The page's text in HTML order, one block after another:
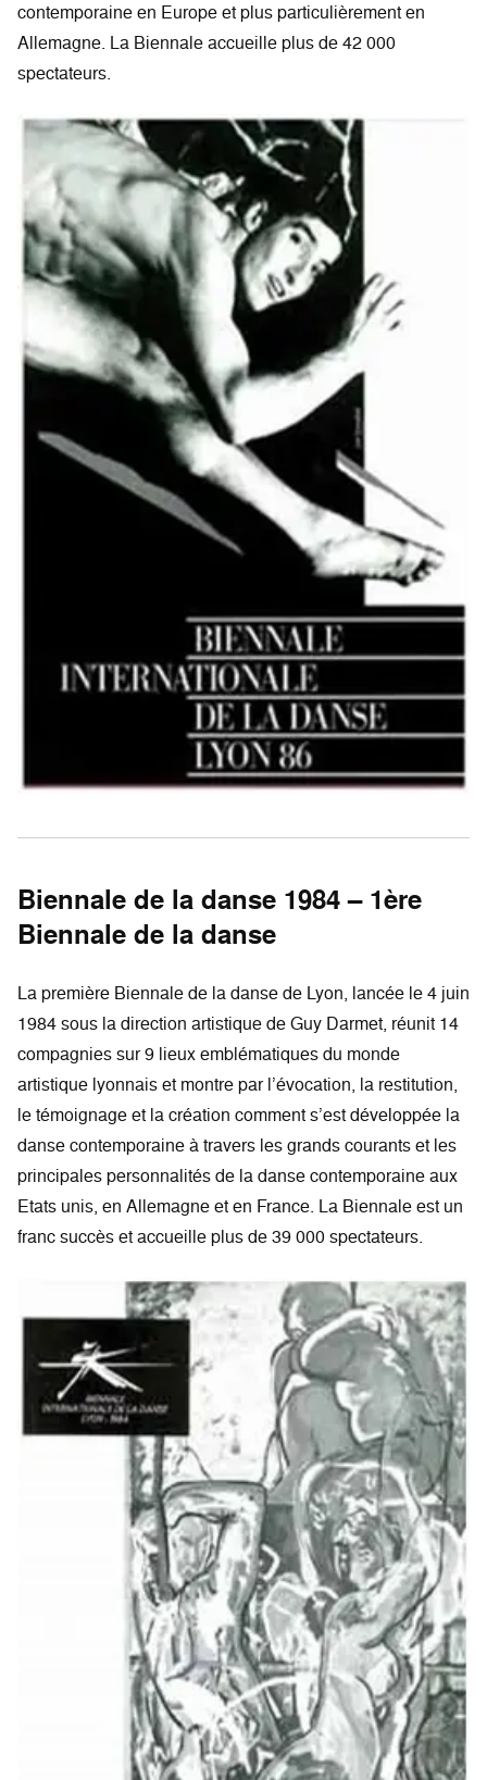
contemporaine en Europe et plus particulièrement en
Allemagne. La Biennale accueille plus de 42 000
spectateurs.
Biennale de la danse 1984 – 1ère
Biennale de la danse
La première Biennale de la danse de Lyon, lancée le 4 juin
1984 sous la direction artistique de Guy Darmet, réunit 14
compagnies sur 9 lieux emblématiques du monde
artistique lyonnais et montre par l’évocation, la restitution,
le témoignage et la création comment s’est développée la
danse contemporaine à travers les grands courants et les
principales personnalités de la danse contemporaine aux
Etats unis, en Allemagne et en France. La Biennale est un
franc succès et accueille plus de 39 000 spectateurs.